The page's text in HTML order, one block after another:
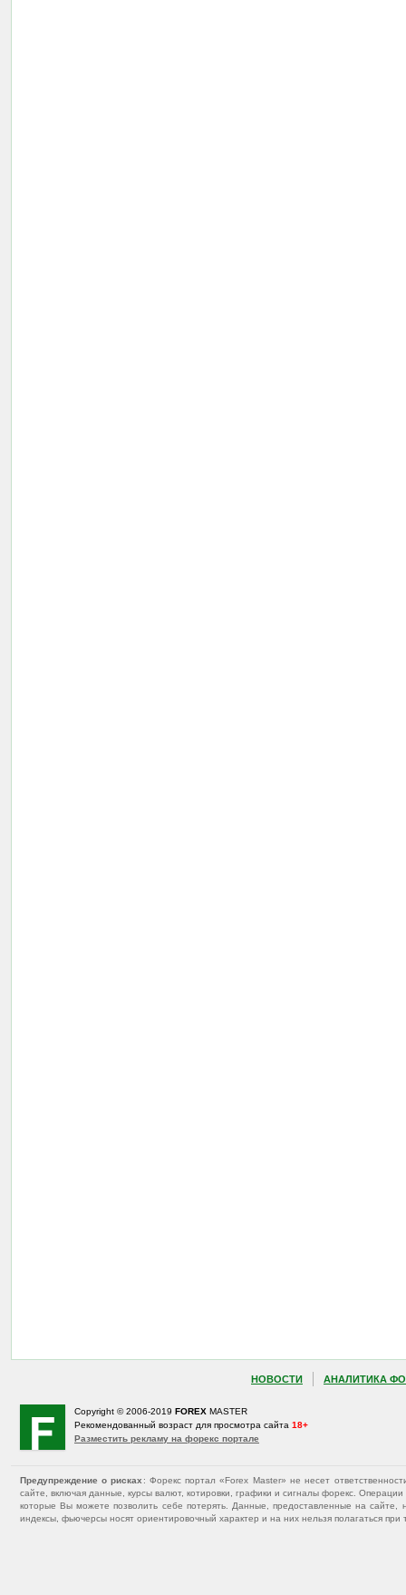
НОВОСТИ АНАЛИТИКА
Copyright © 2006-2019 FOREX MASTER
Рекомендованный возраст для просмотра сайта 18+
Разместить рекламу на форекс портале
Предупреждение о рисках : Форекс портал «Forex Master» не несет
сайте, включая данные, курсы валют, котировки, графики и сигналы форекс.
которые Вы можете позволить себе потерять. Данные, предоставленные на
индексы, фьючерсы носят ориентировочный характер и на них нельзя полагаться при